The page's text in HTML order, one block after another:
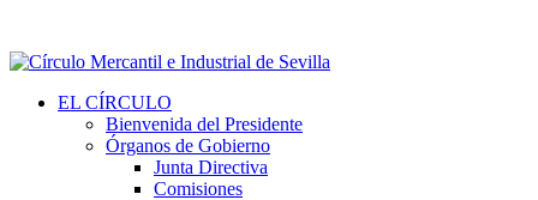
EL CÍRCULO
Bienvenida del Presidente
Órganos de Gobierno
Junta Directiva
Comisiones